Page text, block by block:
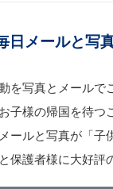
日メールと写
を写真とメールで
子様の帰国を待つ
ールと写真が「子
保護者様に大好評